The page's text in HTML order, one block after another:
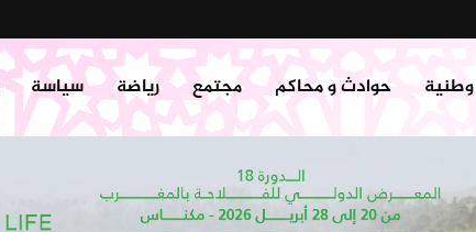
وطنية حوادث و محاكم مجتمع رياضة سياسة